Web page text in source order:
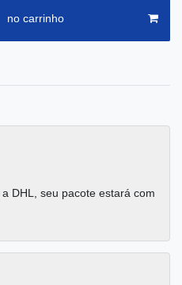
no carrinho
DHL, seu pacote estará com